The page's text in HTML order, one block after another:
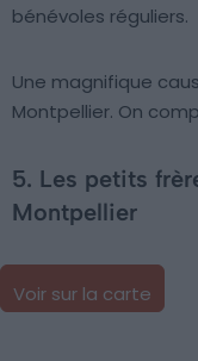
bénévoles réguliers.
Une magnifique
Montpellier. On
5. Les petits
Montpellier
Voir sur la carte